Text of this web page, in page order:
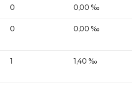
0 0,00 ‰
0 0,00 ‰
1 1,40 ‰